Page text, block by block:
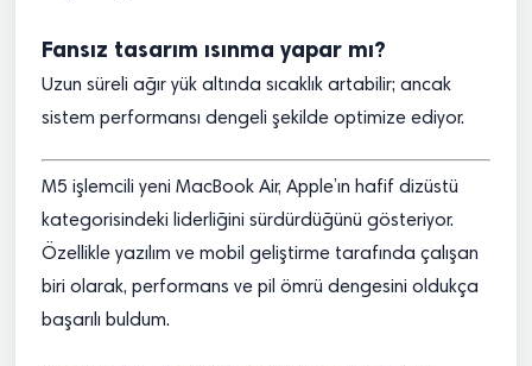
Fansız tasarım ısınma yapar mı?
Uzun süreli ağır yük altında sıcaklık artabilir; ancak
sistem performansı dengeli şekilde optimize ediyor.
M5 işlemcili yeni MacBook Air, Apple’ın hafif dizüstü
kategorisindeki liderliğini sürdürdüğünü gösteriyor.
Özellikle yazılım ve mobil geliştirme tarafında çalışan
biri olarak, performans ve pil ömrü dengesini oldukça
başarılı buldum.